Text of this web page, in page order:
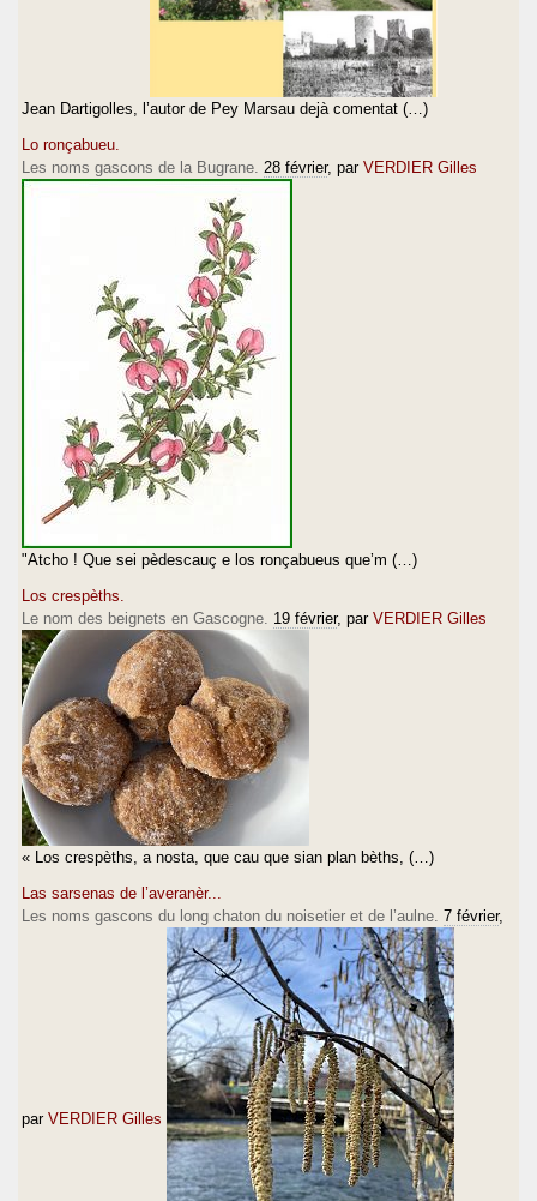
Jean Dartigolles, l’autor de Pey Marsau dejà comentat (…)
Lo ronçabueu.
Les noms gascons de la Bugrane. 28 février, par VERDIER Gilles
"Atcho ! Que sei pèdescauç e los ronçabueus que’m (…)
Los crespèths.
Le nom des beignets en Gascogne. 19 février, par VERDIER Gilles
« Los crespèths, a nosta, que cau que sian plan bèths, (…)
Las sarsenas de l’averanèr...
Les noms gascons du long chaton du noisetier et de l’aulne. 7 février,
par VERDIER Gilles